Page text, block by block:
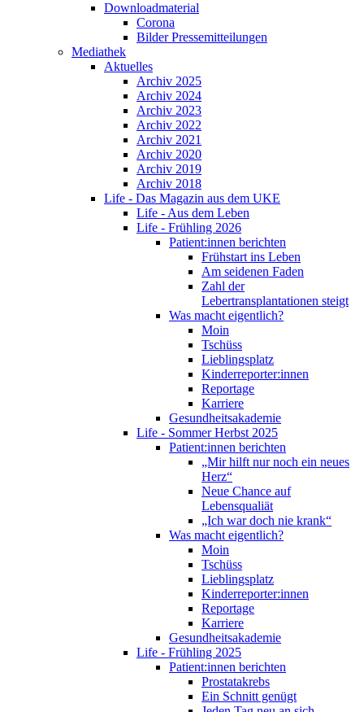
Downloadmaterial
Corona
Bilder Pressemitteilungen
Mediathek
Aktuelles
Archiv 2025
Archiv 2024
Archiv 2023
Archiv 2022
Archiv 2021
Archiv 2020
Archiv 2019
Archiv 2018
Life - Das Magazin aus dem UKE
Life - Aus dem Leben
Life - Frühling 2026
Patient:innen berichten
Frühstart ins Leben
Am seidenen Faden
Zahl der
Lebertransplantationen steigt
Was macht eigentlich?
Moin
Tschüss
Lieblingsplatz
Kinderreporter:innen
Reportage
Karriere
Gesundheitsakademie
Life - Sommer Herbst 2025
Patient:innen berichten
„Mir hilft nur noch ein neues
Herz“
Neue Chance auf
Lebensqualiät
„Ich war doch nie krank“
Was macht eigentlich?
Moin
Tschüss
Lieblingsplatz
Kinderreporter:innen
Reportage
Karriere
Gesundheitsakademie
Life - Frühling 2025
Patient:innen berichten
Prostatakrebs
Ein Schnitt genügt